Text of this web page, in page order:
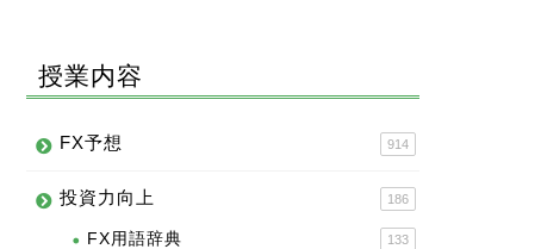
授業内容
FX予想 914
投資力向上 186
FX用語辞典 133